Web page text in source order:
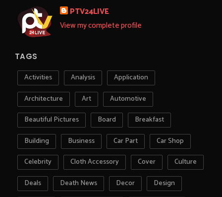
PTV24LIVE
View my complete profile
TAGS
Activities Analysis
Application
Architecture
Art
Automotive
Beautiful Pictures
Board
Breakfast
Building
Business Car Part
Car Shop
Celebrity
Cloth Accessory Cover
Culture
Deals
Death News Decor
Design